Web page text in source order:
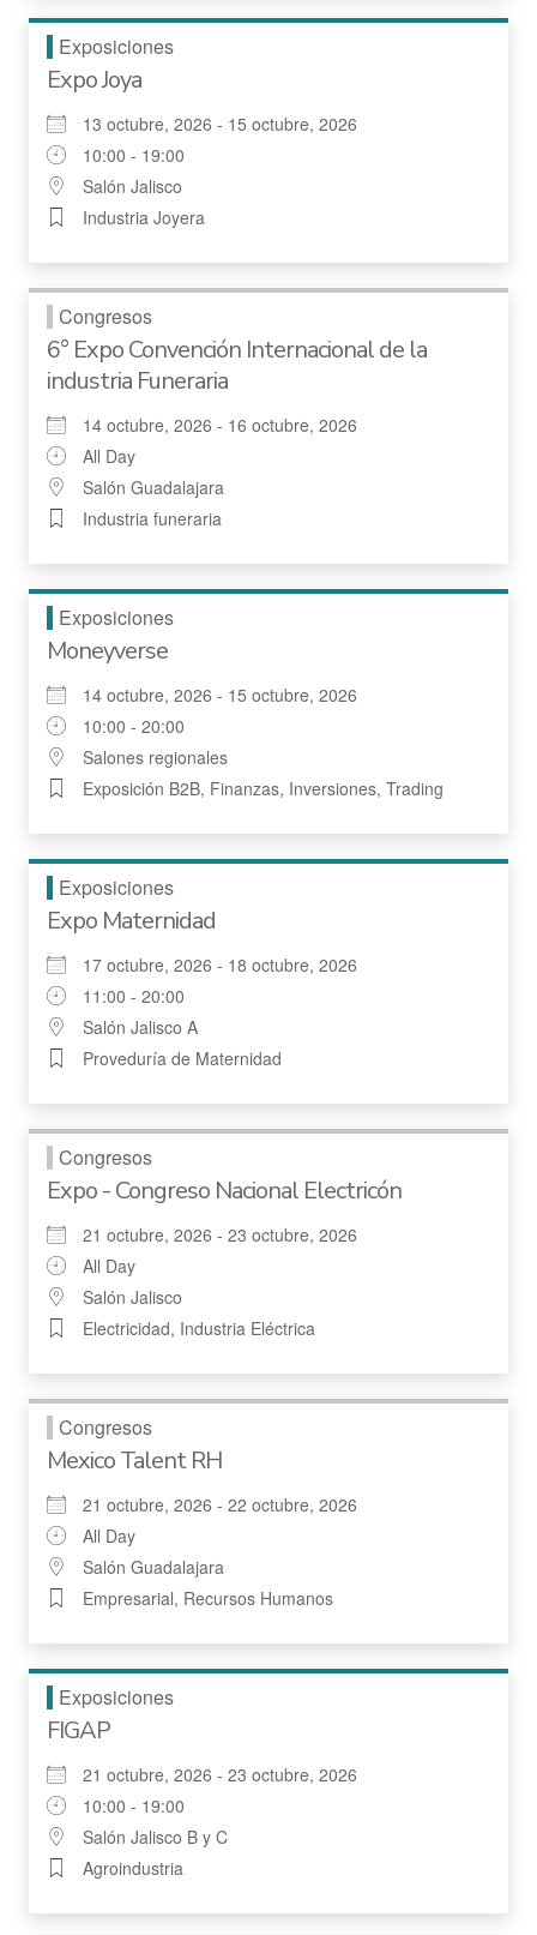
Exposiciones
Expo Joya
13 octubre, 2026 - 15 octubre, 2026
10:00 - 19:00
Salón Jalisco
Industria Joyera
Congresos
6° Expo Convención Internacional de la
industria Funeraria
14 octubre, 2026 - 16 octubre, 2026
All Day
Salón Guadalajara
Industria funeraria
Exposiciones
Moneyverse
14 octubre, 2026 - 15 octubre, 2026
10:00 - 20:00
Salones regionales
Exposición B2B, Finanzas, Inversiones, Trading
Exposiciones
Expo Maternidad
17 octubre, 2026 - 18 octubre, 2026
11:00 - 20:00
Salón Jalisco A
Proveduría de Maternidad
Congresos
Expo - Congreso Nacional Electricón
21 octubre, 2026 - 23 octubre, 2026
All Day
Salón Jalisco
Electricidad, Industria Eléctrica
Congresos
Mexico Talent RH
21 octubre, 2026 - 22 octubre, 2026
All Day
Salón Guadalajara
Empresarial, Recursos Humanos
Exposiciones
FIGAP
21 octubre, 2026 - 23 octubre, 2026
10:00 - 19:00
Salón Jalisco B y C
Agroindustria